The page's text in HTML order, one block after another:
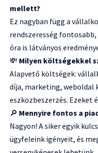
mellett?
Ez nagyban függ a
rendszeresség
óra is látványos
💸 Milyen költségekkel
Alapvető költségek:
díja, marketing, weboldal
eszközbeszerzés. Ezeket
🔎 Mennyire fontos a
Nagyon! A siker egyik
ügyfeleink igényeit, és